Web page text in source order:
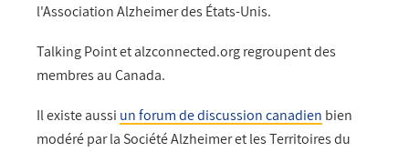
l'Association Alzheimer des États-Unis.
Talking Point et alzconnected.org regroupent des
membres au Canada.
Il existe aussi un forum de discussion canadien bien
modérépar la Société Alzheimer et les Territoires du